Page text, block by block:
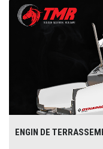
ENGIN DE